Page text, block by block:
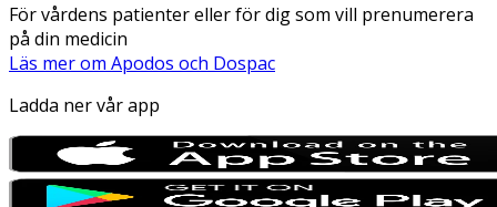
För vårdens patienter eller för dig som vill prenumerera
på din medicin
Läs mer om Apodos och Dospac
Ladda ner vår app